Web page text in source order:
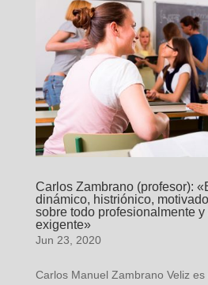
Carlos Zambrano (profesor):
dinámico, histriónico,
sobre todo profesionalmente
exigente»
Jun 23, 2020
Carlos Manuel Zambrano Veliz